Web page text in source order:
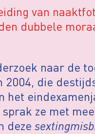
van
dubbele
naar de
2004, die
het
ze met
deze